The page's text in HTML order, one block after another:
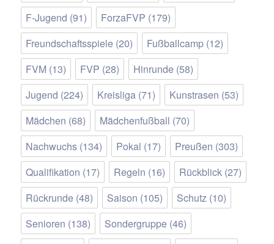
F-Jugend (91) ForzaFVP (179)
Freundschaftsspiele (20) Fußballcamp (12)
FVM (13) FVP (28) Hinrunde (58)
Jugend (224) Kreisliga (71) Kunstrasen (53)
Mädchen (68) Mädchenfußball (70)
Nachwuchs (134) Pokal (17) Preußen (303)
Qualifikation (17) Regeln (16) Rückblick (27)
Rückrunde (48) Saison (105) Schutz (10)
Senioren (138) Sondergruppe (46)